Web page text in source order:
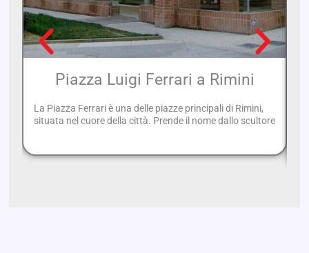
Piazza Luigi Ferrari a Rimini
La Piazza Ferrari è una delle piazze principali di Rimini,
situata nel cuore della città. Prende il nome dallo scultore